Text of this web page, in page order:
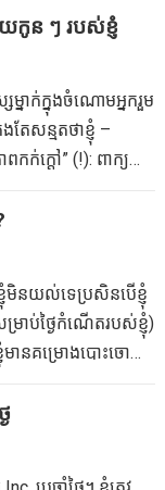
ង្កើតអ្នកបង្កើតទេព
ហីងពួរដែលជាទីលំនៅថ្មី
។ នេះជាឱកាសមួយ!
ជាមួយអ្នក។ មែន
កូន ៗ របស់ខ្ញុំ
នាក់ក្នុងចំណោមអ្នករួម
តែសន្មតថាខ្ញុំ –
កក់ក្តៅ” (!): ពាក្យ
សភាវគតិរបស់ម្តាយ។
បងព្រោះកូន ៗ ខ្ញុំ
យជារបស់ពួកគេដែរខ្ញុំ
ពេលវេលាច្រើនតាម
រត្រួតពិនិត្យ។ នៅលើការ
មើលថែរក្សាកូនដទៃ
ថ្ងៃសៅរ៍ជាច្រើន។ ខ្ញុំ
ករកខ្ញុំ។ ខ្ញុំសរសេរ
ប៉ុន្តែខ្ញុំមិន
ញុំមិនយល់ទេប្រសិនបើខ្ញុំ
រាប់ថ្ងៃកំណើតរបស់ខ្ញុំ)
មានគម្រោងបោះចោល
សាពីគេហទំព័រ
កែប្រែរាងកាយ